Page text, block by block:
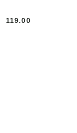
Cena:
119.00